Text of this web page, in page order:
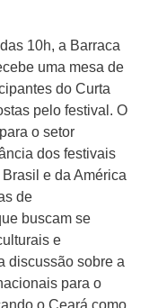
10h, a Barraca
uma mesa de
do Curta
pelo festival. O
o setor
dos festivais
e da América
de
buscam se
e
discussão sobre a
para o
o Ceará como